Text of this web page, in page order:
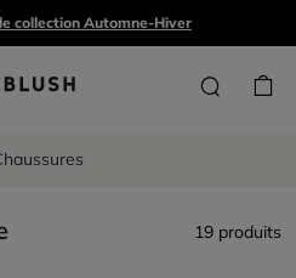
collection Automne-Hiver
19 produits